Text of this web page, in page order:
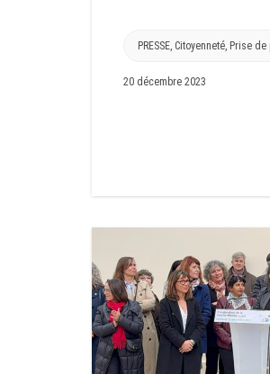
PRESSE Citoyenneté Prise de
20 décembre 2023